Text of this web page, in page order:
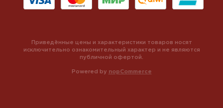
Powered by nopCommerce
Приведённые цены и характеристики товаров носят
исключительно ознакомительный характер и не являются
публичной офертой.